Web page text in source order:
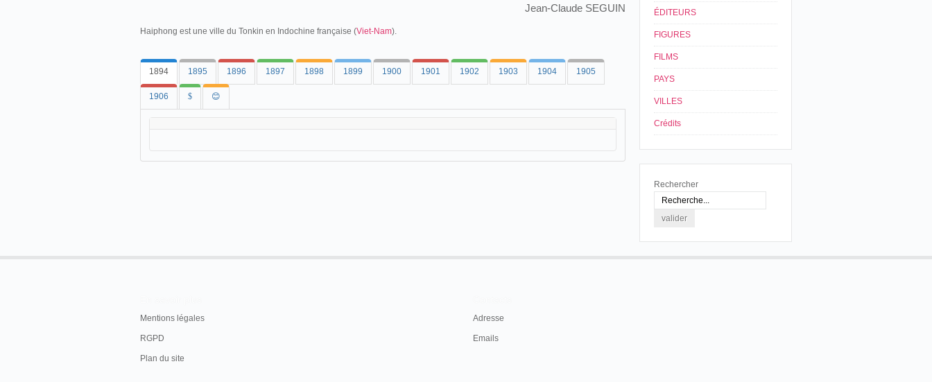
Jean-Claude SEGUIN
Haiphong est une ville du Tonkin en Indochine française (Viet-Nam).
1894 1895 1896 1897 1898 1899 1900 1901 1902 1903 1904 1905
1906 $ 😊
ÉDITEURS
FIGURES
FILMS
PAYS
VILLES
Crédits
Rechercher
Mentions légales
RGPD
Plan du site
Adresse
Emails